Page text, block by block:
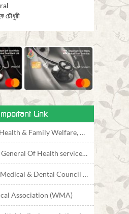
চৌধুরী
Link
& Family Welfare, Bangladesh
Of Health services, Bangladesh
& Dental Council (BMDC)
Association (WMA)